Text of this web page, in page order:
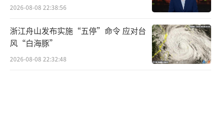
2026-08-08 22:38:56
浙江舟山发布实施“五停”命令 应对台
风“白海豚”
2026-08-08 22:32:48